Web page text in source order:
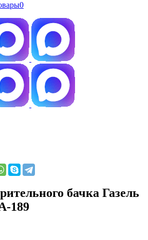
0
бачка Газель
189